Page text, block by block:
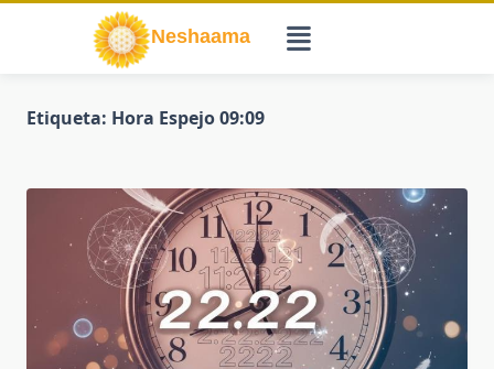
Etiqueta: Hora Espejo 09:09